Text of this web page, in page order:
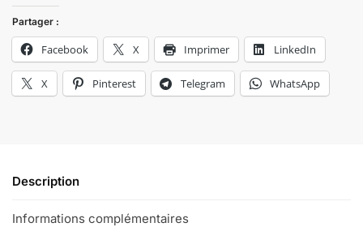
Partager :
Facebook X Imprimer LinkedIn
X Pinterest Telegram WhatsApp
Description
Informations complémentaires